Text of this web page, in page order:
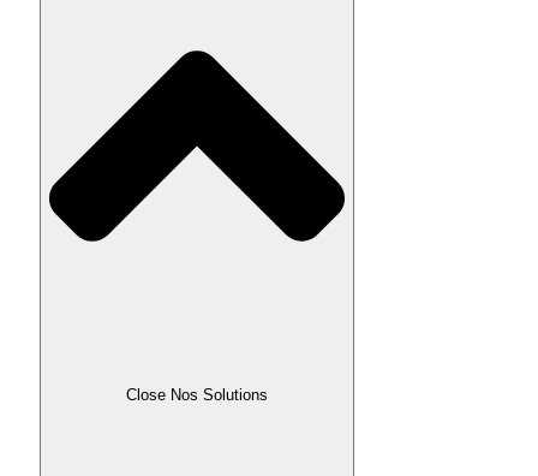
Close Nos Solutions